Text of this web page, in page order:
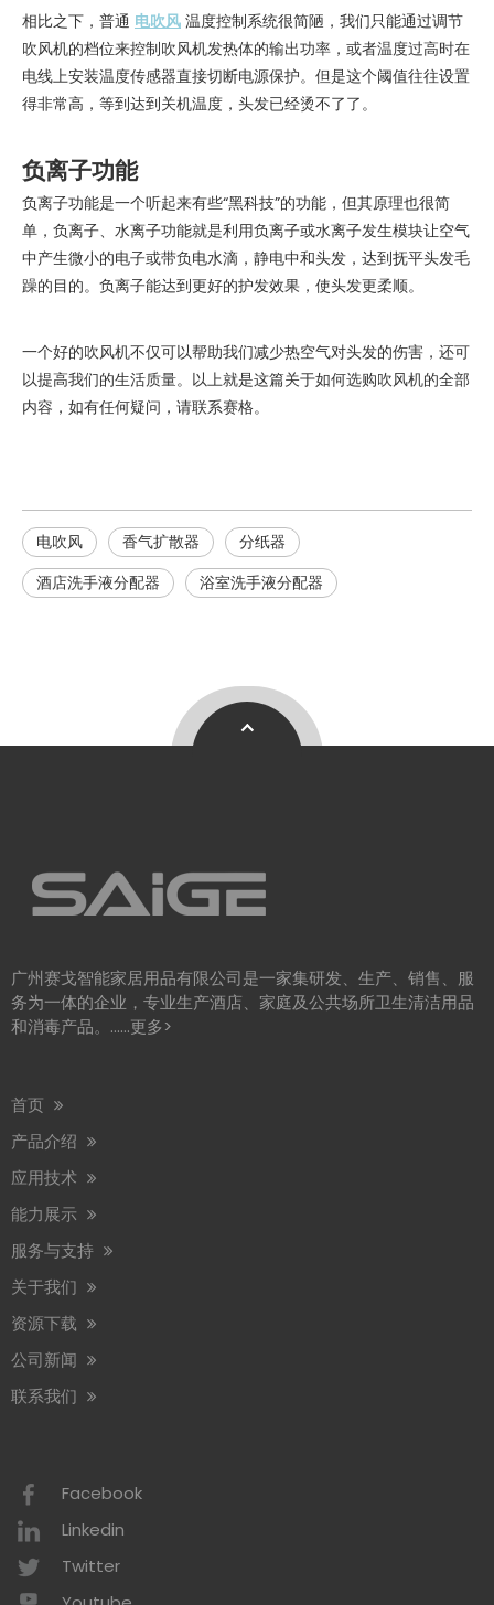
相比之下，普通 电吹风 温度控制系统很简陋，我们只能通过调节
吹风机的档位来控制吹风机发热体的输出功率，或者温度过高时在
电线上安装温度传感器直接切断电源保护。但是这个阈值往往设置
得非常高，等到达到关机温度，头发已经烫不了了。
负离子功能
负离子功能是一个听起来有些“黑科技”的功能，但其原理也很简
单，负离子、水离子功能就是利用负离子或水离子发生模块让空气
中产生微小的电子或带负电水滴，静电中和头发，达到抚平头发毛
躁的目的。负离子能达到更好的护发效果，使头发更柔顺。
一个好的吹风机不仅可以帮助我们减少热空气对头发的伤害，还可
以提高我们的生活质量。以上就是这篇关于如何选购吹风机的全部
内容，如有任何疑问，请联系赛格。
电吹风 香气扩散器
分纸器
酒店洗手液分配器
浴室洗手液分配器
广州赛戈智能家居用品有限公司是一家集研发、生产、销售、服
务为一体的企业，专业生产酒店、家庭及公共场所卫生清洁用品
和消毒产品。……更多>
首页
产品介绍
应用技术
能力展示
服务与支持
关于我们
资源下载
公司新闻
联系我们
Facebook
Linkedin
Twitter